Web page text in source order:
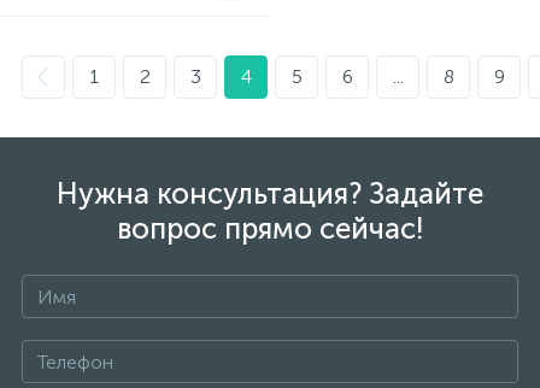
1 2 3 4 5 6 ... 8 9
Нужна консультация? Задайте
вопрос прямо сейчас!